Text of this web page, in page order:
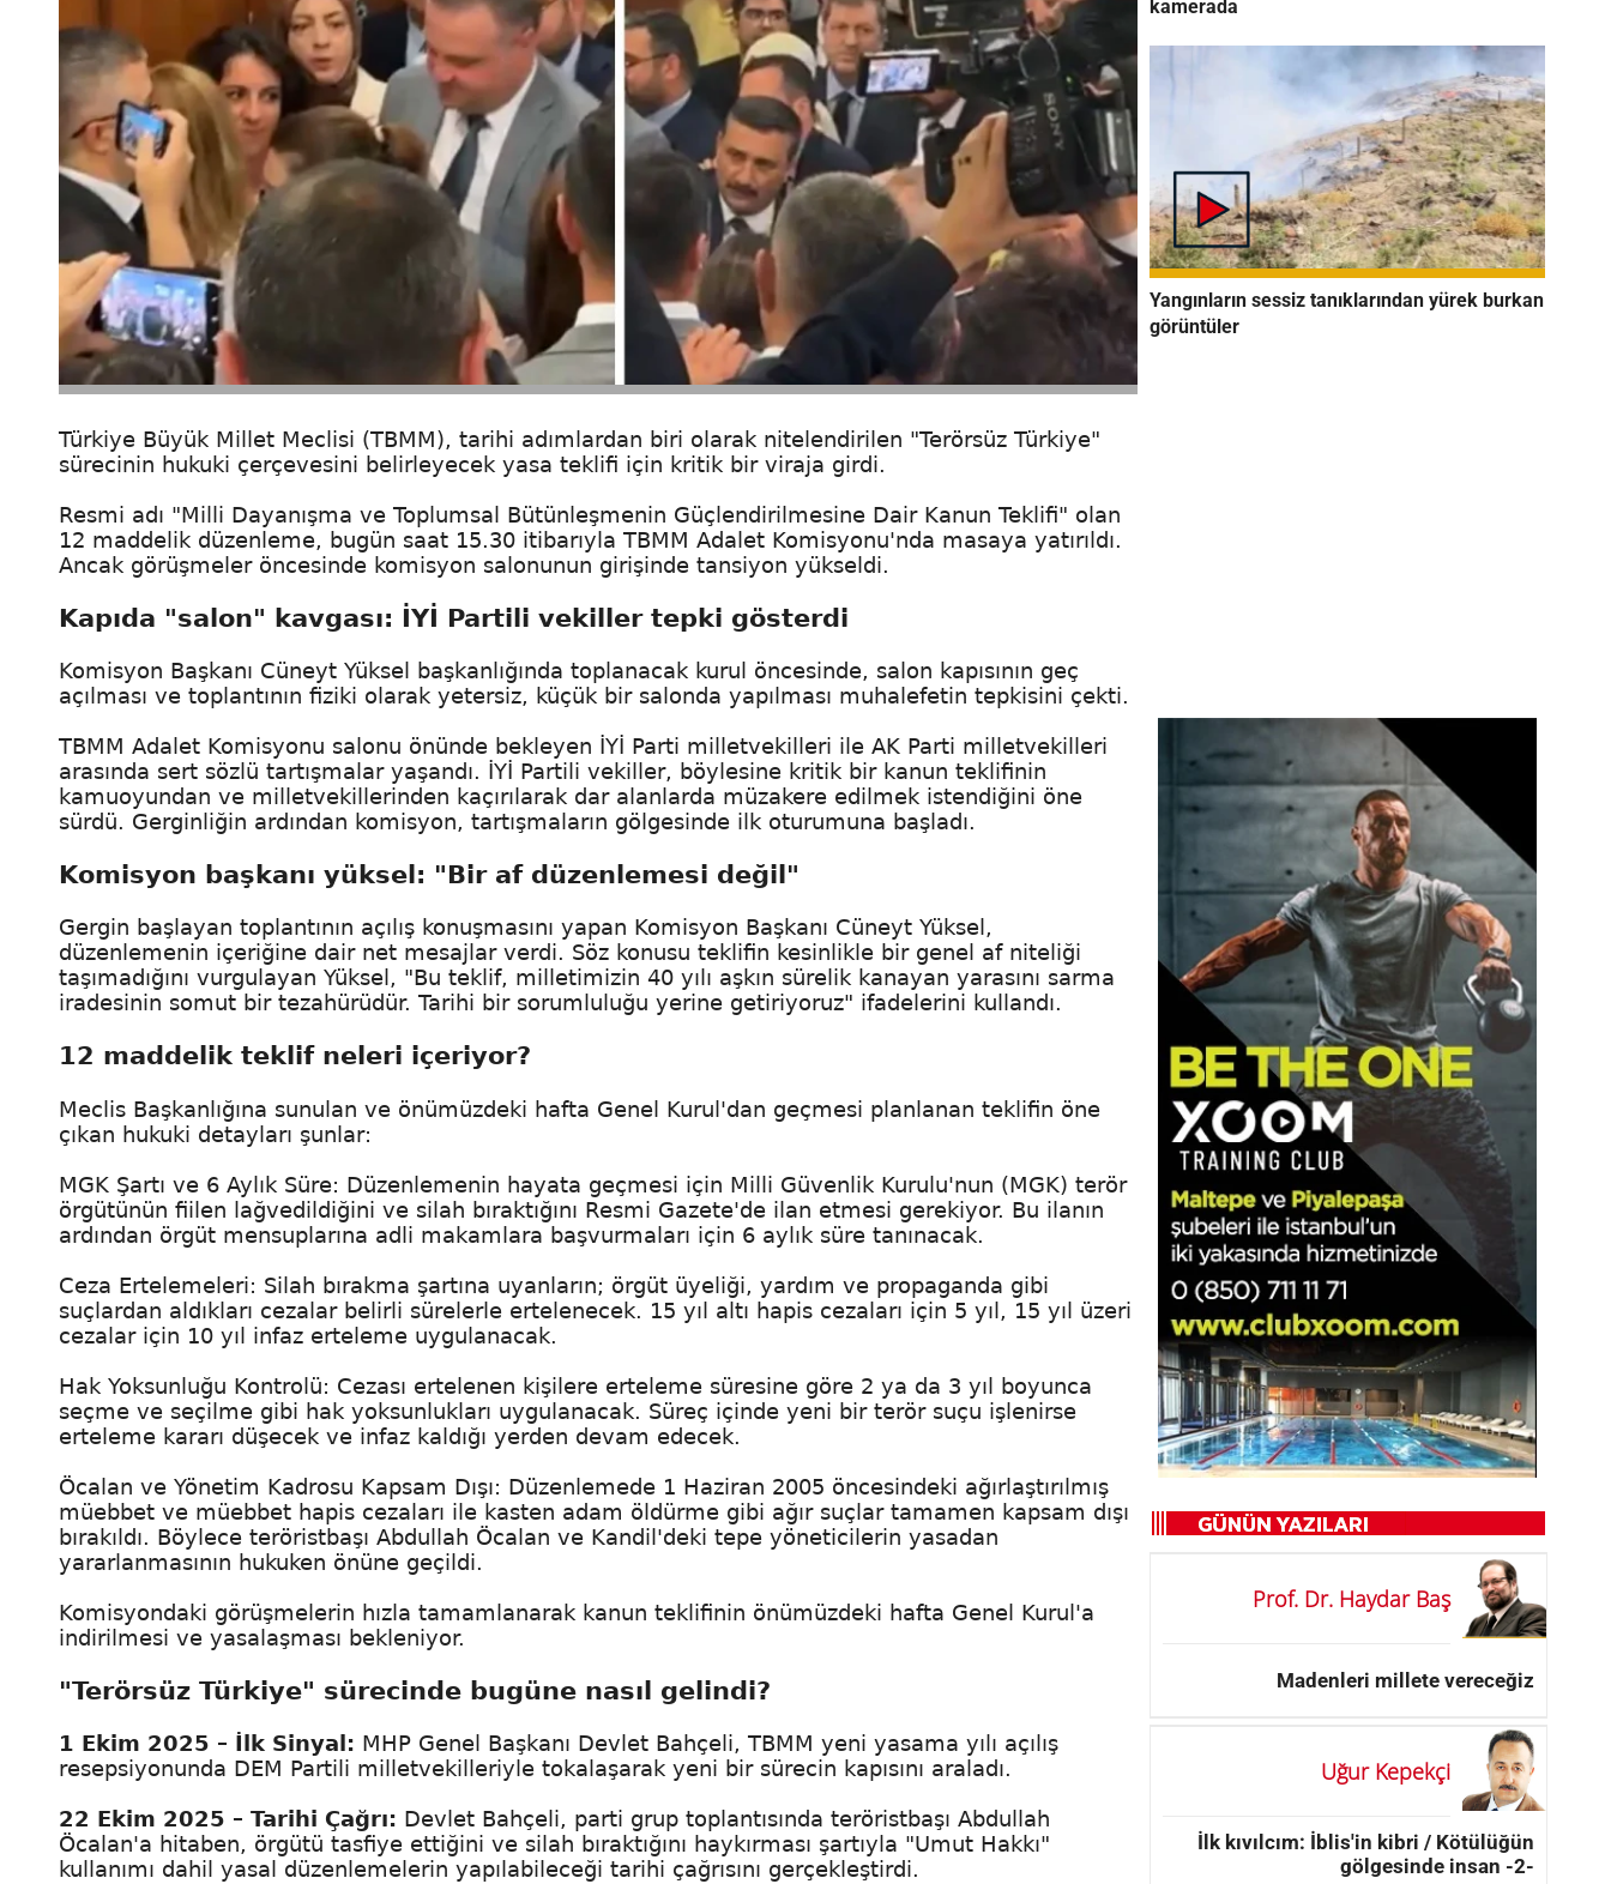
Türkiye Büyük Millet Meclisi (TBMM), tarihi adımlardan biri olarak nitelendirilen "Terörsüz Türkiye"
sürecinin hukuki çerçevesini belirleyecek yasa teklifi için kritik bir viraja girdi.
Resmi adı "Milli Dayanışma ve Toplumsal Bütünleşmenin Güçlendirilmesine Dair Kanun Teklifi" olan
12 maddelik düzenleme, bugün saat 15.30 itibarıyla TBMM Adalet Komisyonu'nda masaya yatırıldı.
Ancak görüşmeler öncesinde komisyon salonunun girişinde tansiyon yükseldi.
Kapıda "salon" kavgası: İYİ Partili vekiller tepki gösterdi
Komisyon Başkanı Cüneyt Yüksel başkanlığında toplanacak kurul öncesinde, salon kapısının geç
açılması ve toplantının fiziki olarak yetersiz, küçük bir salonda yapılması muhalefetin tepkisini çekti.
TBMM Adalet Komisyonu salonu önünde bekleyen İYİ Parti milletvekilleri ile AK Parti milletvekilleri
arasında sert sözlü tartışmalar yaşandı. İYİ Partili vekiller, böylesine kritik bir kanun teklifinin
kamuoyundan ve milletvekillerinden kaçırılarak dar alanlarda müzakere edilmek istendiğini öne
sürdü. Gerginliğin ardından komisyon, tartışmaların gölgesinde ilk oturumuna başladı.
Komisyon başkanı yüksel: "Bir af düzenlemesi değil"
Gergin başlayan toplantının açılış konuşmasını yapan Komisyon Başkanı Cüneyt Yüksel,
düzenlemenin içeriğine dair net mesajlar verdi. Söz konusu teklifin kesinlikle bir genel af niteliği
taşımadığını vurgulayan Yüksel, "Bu teklif, milletimizin 40 yılı aşkın sürelik kanayan yarasını sarma
iradesinin somut bir tezahürüdür. Tarihi bir sorumluluğu yerine getiriyoruz" ifadelerini kullandı.
12 maddelik teklif neleri içeriyor?
Meclis Başkanlığına sunulan ve önümüzdeki hafta Genel Kurul'dan geçmesi planlanan teklifin öne
çıkan hukuki detayları şunlar:
MGK Şartı ve 6 Aylık Süre: Düzenlemenin hayata geçmesi için Milli Güvenlik Kurulu'nun (MGK) terör
örgütünün fiilen lağvedildiğini ve silah bıraktığını Resmi Gazete'de ilan etmesi gerekiyor. Bu ilanın
ardından örgüt mensuplarına adli makamlara başvurmaları için 6 aylık süre tanınacak.
Ceza Ertelemeleri: Silah bırakma şartına uyanların; örgüt üyeliği, yardım ve propaganda gibi
suçlardan aldıkları cezalar belirli sürelerle ertelenecek. 15 yıl altı hapis cezaları için 5 yıl, 15 yıl üzeri
cezalar için 10 yıl infaz erteleme uygulanacak.
Hak Yoksunluğu Kontrolü: Cezası ertelenen kişilere erteleme süresine göre 2 ya da 3 yıl boyunca
seçme ve seçilme gibi hak yoksunlukları uygulanacak. Süreç içinde yeni bir terör suçu işlenirse
erteleme kararı düşecek ve infaz kaldığı yerden devam edecek.
Öcalan ve Yönetim Kadrosu Kapsam Dışı: Düzenlemede 1 Haziran 2005 öncesindeki ağırlaştırılmış
müebbet ve müebbet hapis cezaları ile kasten adam öldürme gibi ağır suçlar tamamen kapsam dışı
bırakıldı. Böylece teröristbaşı Abdullah Öcalan ve Kandil'deki tepe yöneticilerin yasadan
yararlanmasının hukuken önüne geçildi.
Komisyondaki görüşmelerin hızla tamamlanarak kanun teklifinin önümüzdeki hafta Genel Kurul'a
indirilmesi ve yasalaşması bekleniyor.
"Terörsüz Türkiye" sürecinde bugüne nasıl gelindi?
1 Ekim 2025 – İlk Sinyal: MHP Genel Başkanı Devlet Bahçeli, TBMM yeni yasama yılı açılış
resepsiyonunda DEM Partili milletvekilleriyle tokalaşarak yeni bir sürecin kapısını araladı.
22 Ekim 2025 – Tarihi Çağrı: Devlet Bahçeli, parti grup toplantısında teröristbaşı Abdullah
Öcalan'a hitaben, örgütü tasfiye ettiğini ve silah bıraktığını haykırması şartıyla "Umut Hakkı"
kullanımı dahil yasal düzenlemelerin yapılabileceği tarihi çağrısını gerçekleştirdi.
kamerada
Yangınların sessiz tanıklarından yürek burkan
görüntüler
Prof. Dr. Haydar Baş
Madenleri millete vereceğiz
Uğur Kepekçi
İlk kıvılcım: İblis'in kibri / Kötülüğün
gölgesinde insan -2-